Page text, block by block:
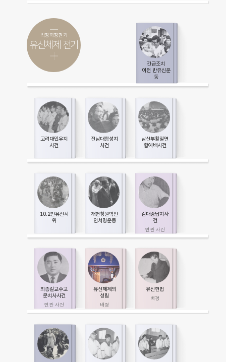
박정희정권기
유신체제 전기
긴급조치
이전 반유신운
동
고려대민우지
사건
전남대함성지
사건
남산부활절연
합예배사건
10.2반유신시
위
개헌청원백만
인서명운동
김대중납치사
건
최종길교수고
문치사사건
유신체제의
성립
유신헌법